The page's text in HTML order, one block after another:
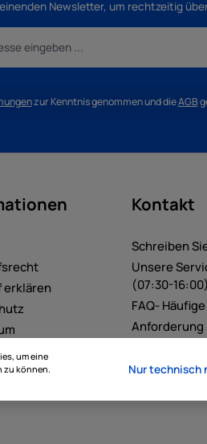
Newsletter, um rechtzeitig
zur Kenntnis genommen und dieAGB
erklären
Kontakt
Schreiben
Unsere
(07:30-16:00)
FAQ-
Anforderung
um eine
können.
Nur technisch